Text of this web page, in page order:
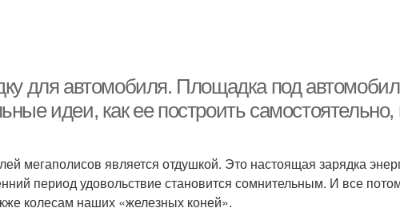
для автомобиля. Площадка под
идеи, как ее построить самостоятельно,
мегаполисов является отдушкой. Это настоящая зарядка
период удовольствие становится сомнительным. И все
колесам наших «железных коней».